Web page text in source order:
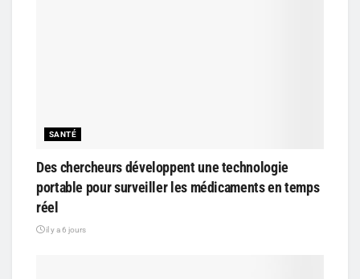
SANTÉ
Des chercheurs développent une technologie
portable pour surveiller les médicaments en temps
réel
il y a 6 jours